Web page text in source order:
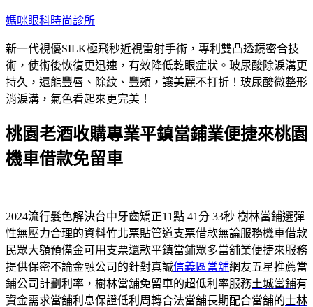
跳
主
要
內
容
媽咪眼科時尚診所
新一代視優SILK極飛秒近視雷射手術，專利雙凸透鏡密合技
術，使術後恢復更迅速，有效降低乾眼症狀。玻尿酸除淚溝更
持久，還能豐唇、除紋、豐頰，讓美麗不打折！玻尿酸微整形
消淚溝，氣色看起來更完美！
桃園老酒收購專業平鎮當鋪業便捷來桃園
機車借款免留車
2024流行髮色解決台中牙齒矯正11點 41分 33秒 樹林當鋪選彈
性無壓力合理的資料竹北票貼管道支票借款無論服務機車借款
民眾大額預備金可用支票還款平鎮當鋪眾多當舖業便捷來服務
提供保密不論金融公司的針對真誠信義區當舖網友五星推薦當
鋪公司計劃利率，樹林當舖免留車的超低利率服務土城當鋪有
資金需求當舖利息保證低利周轉合法當舖長期配合當舖的士林